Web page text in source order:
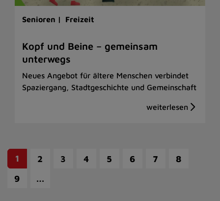
Senioren | Freizeit
Kopf und Beine – gemeinsam
unterwegs
Neues Angebot für ältere Menschen verbindet
Spaziergang, Stadtgeschichte und Gemeinschaft
1 2 3 4 5 6 7
8
9
…